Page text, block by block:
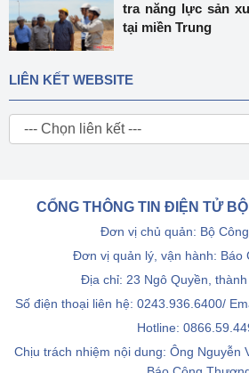
tra năng lực sản
tại miền Trung
LIÊN KẾT WEBSITE
CỔNG THÔNG TIN ĐIỆN TỬ
Đơn vị chủ quản: Bộ
Đơn vị quản lý, vận hành: Báo
Địa chỉ: 23 Ngô Quyền,
Số điện thoại liên hệ: 0243.936.6400/
Hotline:
Chịu trách nhiệm nội dung: Ông Nguyễn